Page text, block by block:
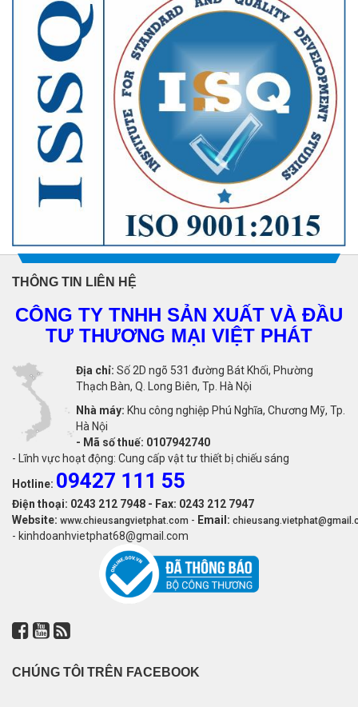
THÔNG TIN LIÊN HỆ
CÔNG TY TNHH SẢN XUẤT VÀ ĐẦU
TƯ THƯƠNG MẠI VIỆT PHÁT
Địa chỉ: Số 2D ngõ 531 đường Bát Khối, Phường
Thạch Bàn, Q. Long Biên, Tp. Hà Nội
Nhà máy: Khu công nghiệp Phú Nghĩa, Chương Mỹ, Tp.
Hà Nội
- Mã số thuế: 0107942740
- Lĩnh vực hoạt động: Cung cấp vật tư thiết bị chiếu sáng
Hotline: 09427 111 55
Điện thoại: 0243 212 7948 - Fax: 0243 212 7947
Website: www.chieusangvietphat.com - Email:
- kinhdoanhvietphat68@gmail.com
CHÚNG TÔI TRÊN FACEBOOK